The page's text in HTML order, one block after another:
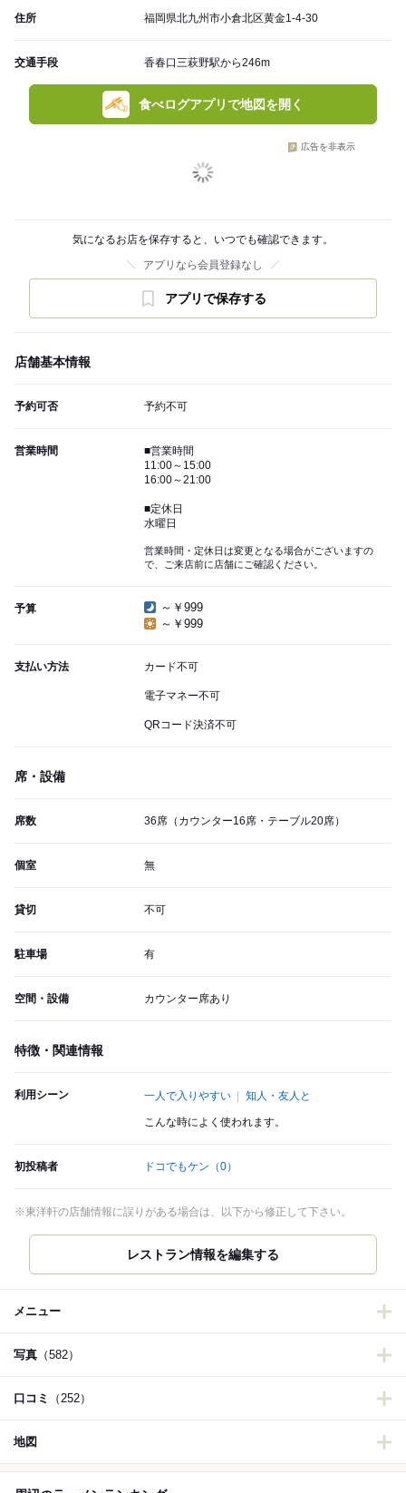
住所 福岡県北九州市小倉北区黄金1-4-30
交通手段 香春口三萩野駅から246m
食べログアプリで地図を開く
広告を非表示
気になるお店を保存すると、いつでも確認できます。
アプリなら会員登録なし
アプリで保存する
店舗基本情報
予約可否 予約不可
営業時間
■営業時間
11:00～15:00
16:00～21:00
■定休日
水曜日
営業時間・定休日は変更となる場合がございますの
で、ご来店前に店舗にご確認ください。
予算
～￥999
～￥999
支払い方法 カード不可
電子マネー不可
QRコード決済不可
席・設備
席数 36席（カウンター16席・テーブル20席）
個室 無
貸切 不可
駐車場 有
空間・設備 カウンター席あり
特徴・関連情報
利用シーン 一人で入りやすい 知人・友人と
こんな時によく使われます。
初投稿者 ドコでもケン （0）
※東洋軒の店舗情報に誤りがある場合は、以下から修正して下さい。
メニュー
写真 （582）
口コミ （252）
地図